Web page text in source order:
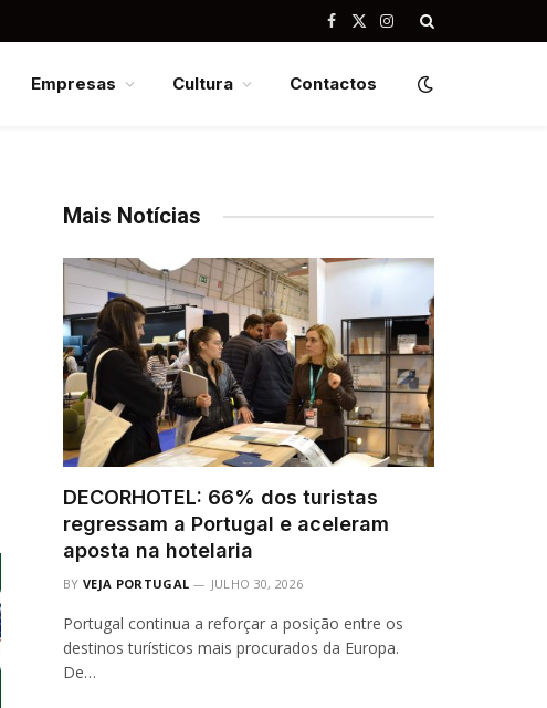
Facebook
X
Instagram
Empresas Cultura Contactos
Mais Notícias
DECORHOTEL: 66% dos turistas
regressam a Portugal e aceleram
aposta na hotelaria
BY VEJA PORTUGAL JULHO 30, 2026
Portugal continua a reforçar a posição entre os
destinos turísticos mais procurados da Europa.
De…